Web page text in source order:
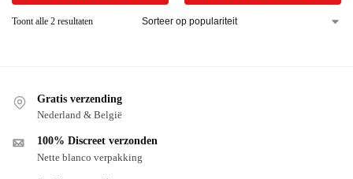
Toont alle 2 resultaten
Gratis verzending
Nederland & België
100% Discreet verzonden
Nette blanco verpakking